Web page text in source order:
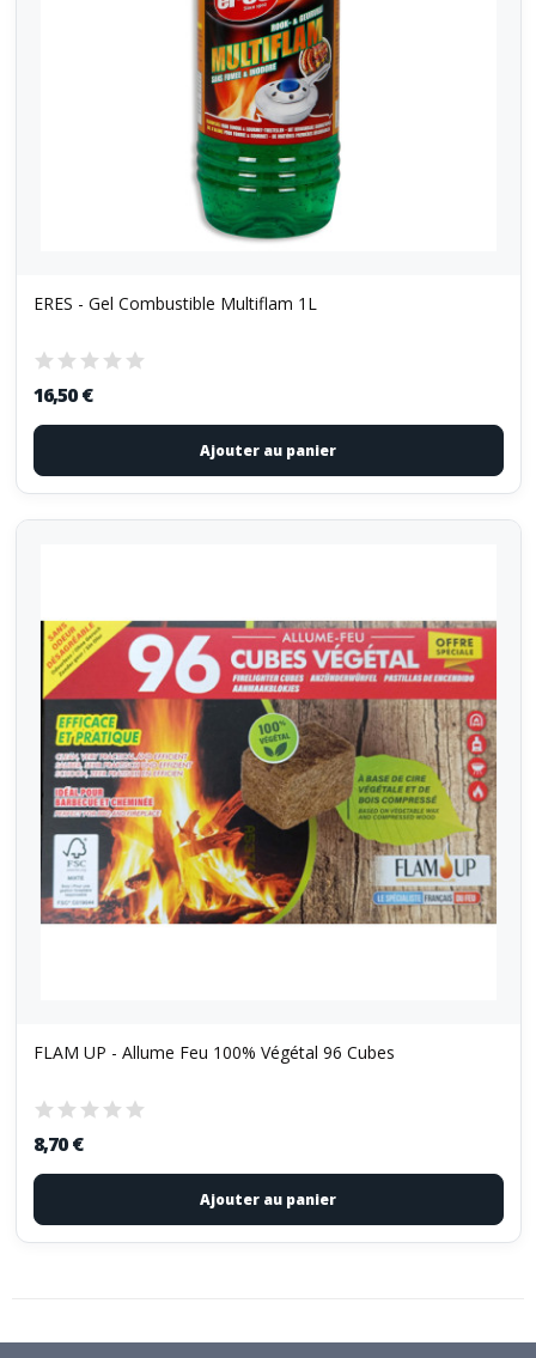
ERES - Gel Combustible Multiflam 1L
16,50 €
Ajouter au panier
FLAM UP - Allume Feu 100% Végétal 96 Cubes
8,70 €
Ajouter au panier